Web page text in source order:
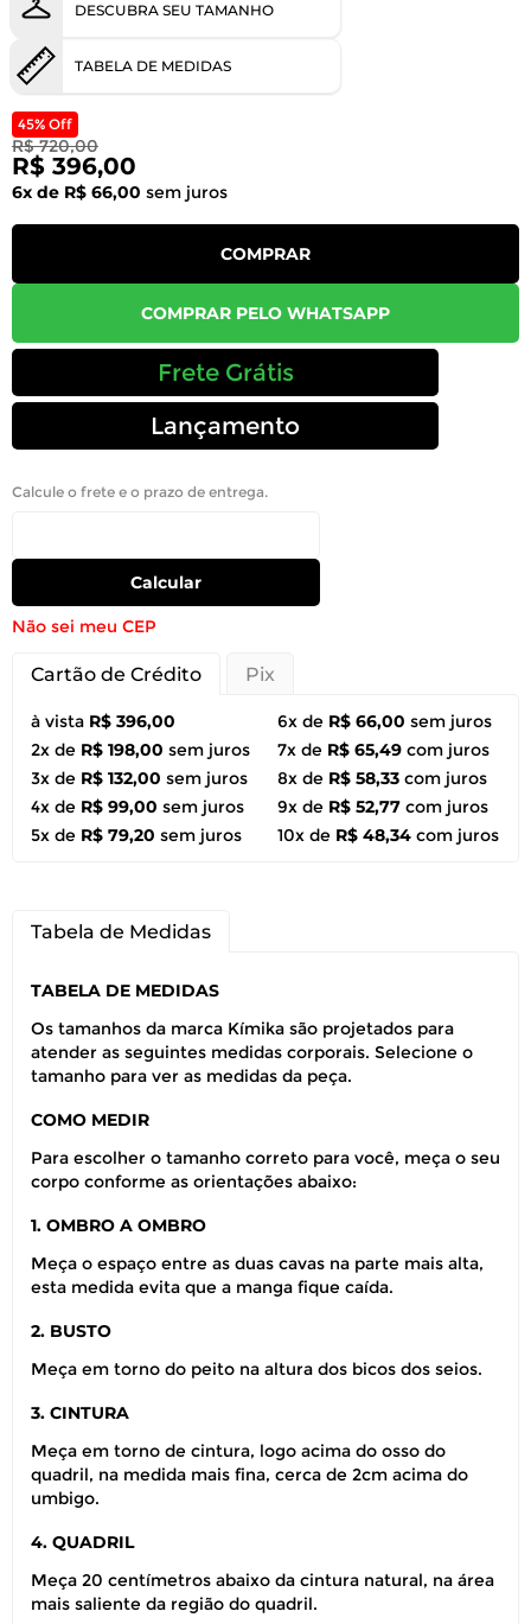
DESCUBRA SEU TAMANHO
TABELA DE MEDIDAS
45% Off
R$ 720,00
R$ 396,00
6x de R$ 66,00 sem juros
COMPRAR
COMPRAR PELO WHATSAPP
Frete Grátis
Lançamento
Calcule o frete e o prazo de entrega.
Calcular
Não sei meu CEP
Cartão de Crédito Pix
à vista R$ 396,00
2x de R$ 198,00 sem juros
3x de R$ 132,00 sem juros
4x de R$ 99,00 sem juros
5x de R$ 79,20 sem juros
6x de R$ 66,00 sem juros
7x de R$ 65,49 com juros
8x de R$ 58,33 com juros
9x de R$ 52,77 com juros
10x de R$ 48,34 com juros
Tabela de Medidas
TABELA DE MEDIDAS
Os tamanhos da marca Kímika são projetados para
atender as seguintes medidas corporais. Selecione o
tamanho para ver as medidas da peça.
COMO MEDIR
Para escolher o tamanho correto para você, meça o seu
corpo conforme as orientações abaixo:
1. OMBRO A OMBRO
Meça o espaço entre as duas cavas na parte mais alta,
esta medida evita que a manga fique caída.
2. BUSTO
Meça em torno do peito na altura dos bicos dos seios.
3. CINTURA
Meça em torno de cintura, logo acima do osso do
quadril, na medida mais fina, cerca de 2cm acima do
umbigo.
4. QUADRIL
Meça 20 centímetros abaixo da cintura natural, na área
mais saliente da região do quadril.